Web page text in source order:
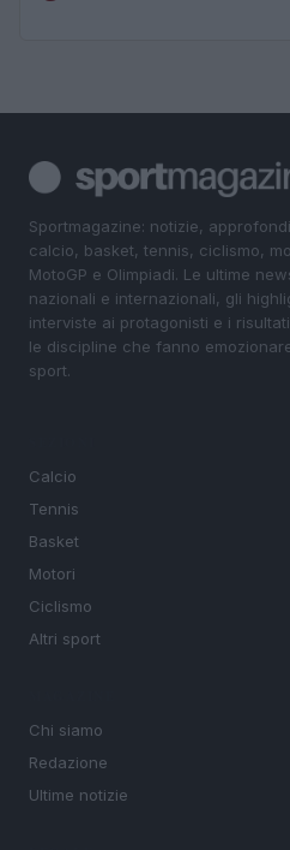
Sportmagazine: notizie,
calcio, basket, tennis, ciclismo,
MotoGP e Olimpiadi. Le ultime
nazionali e internazionali, gli
interviste ai protagonisti e i
le discipline che fanno
sport.
Calcio
Tennis
Basket
Motori
Ciclismo
Altri sport
Chi siamo
Redazione
Ultime notizie